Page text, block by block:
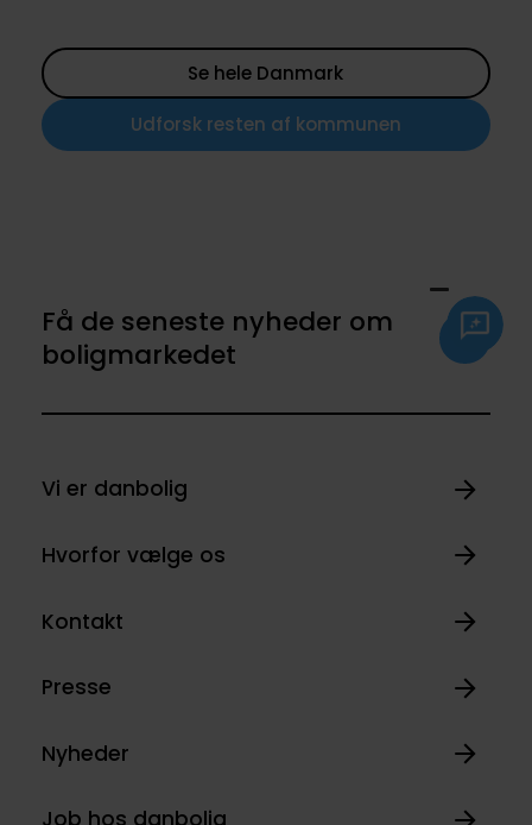
Se hele Danmark
Udforsk resten af kommunen
Få de seneste nyheder om
boligmarkedet
Vi er danbolig
Hvorfor vælge os
Kontakt
Presse
Nyheder